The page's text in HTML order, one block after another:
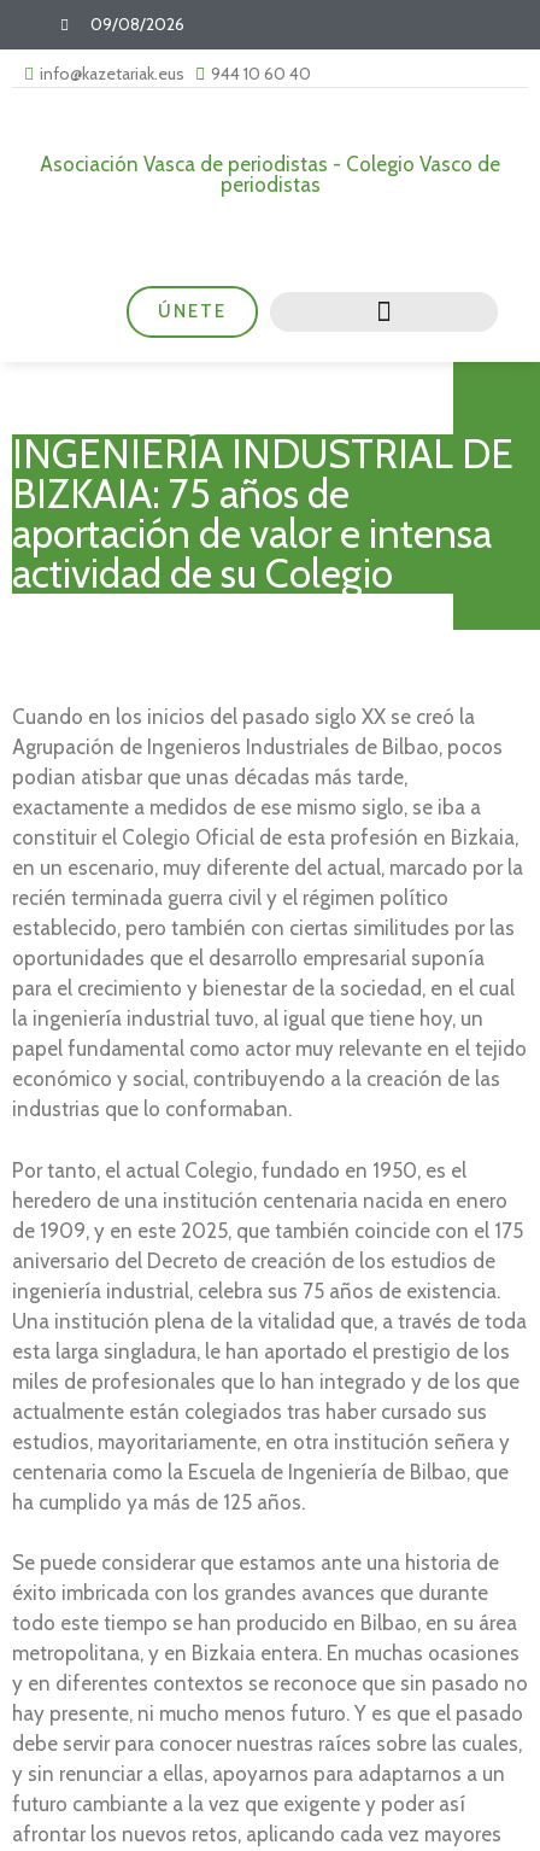
09/08/2026
info@kazetariak.eus 944 10 60 40
Asociación Vasca de periodistas - Colegio Vasco de
periodistas
ÚNETE
INGENIERÍA INDUSTRIAL DE
BIZKAIA: 75 años de
aportación de valor e intensa
actividad de su Colegio
Cuando en los inicios del pasado siglo XX se creó la
Agrupación de Ingenieros Industriales de Bilbao, pocos
podian atisbar que unas décadas más tarde,
exactamente a medidos de ese mismo siglo, se iba a
constituir el Colegio Oficial de esta profesión en Bizkaia,
en un escenario, muy diferente del actual, marcado por la
recién terminada guerra civil y el régimen político
establecido, pero también con ciertas similitudes por las
oportunidades que el desarrollo empresarial suponía
para el crecimiento y bienestar de la sociedad, en el cual
la ingeniería industrial tuvo, al igual que tiene hoy, un
papel fundamental como actor muy relevante en el tejido
económico y social, contribuyendo a la creación de las
industrias que lo conformaban.
Por tanto, el actual Colegio, fundado en 1950, es el
heredero de una institución centenaria nacida en enero
de 1909, y en este 2025, que también coincide con el 175
aniversario del Decreto de creación de los estudios de
ingeniería industrial, celebra sus 75 años de existencia.
Una institución plena de la vitalidad que, a través de toda
esta larga singladura, le han aportado el prestigio de los
miles de profesionales que lo han integrado y de los que
actualmente están colegiados tras haber cursado sus
estudios, mayoritariamente, en otra institución señera y
centenaria como la Escuela de Ingeniería de Bilbao, que
ha cumplido ya más de 125 años.
Se puede considerar que estamos ante una historia de
éxito imbricada con los grandes avances que durante
todo este tiempo se han producido en Bilbao, en su área
metropolitana, y en Bizkaia entera. En muchas ocasiones
y en diferentes contextos se reconoce que sin pasado no
hay presente, ni mucho menos futuro. Y es que el pasado
debe servir para conocer nuestras raíces sobre las cuales,
y sin renunciar a ellas, apoyarnos para adaptarnos a un
futuro cambiante a la vez que exigente y poder así
afrontar los nuevos retos, aplicando cada vez mayores